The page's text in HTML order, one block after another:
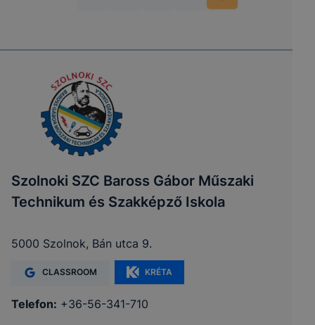
Szolnoki SZC Baross Gábor Műszaki
Technikum és Szakképző Iskola
5000 Szolnok, Bán utca 9.
CLASSROOM KRÉTA
Telefon: +36-56-341-710